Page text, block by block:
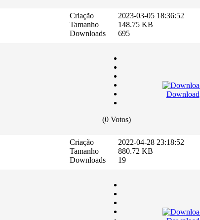
Criação
Tamanho
Downloads
2023-03-05 18:36:52
148.75 KB
695
(0 Votos)
Download
Criação
Tamanho
Downloads
2022-04-28 23:18:52
880.72 KB
19